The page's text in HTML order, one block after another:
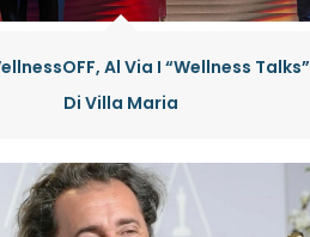
Al Via I “Wellness Talks”
Di Villa Maria